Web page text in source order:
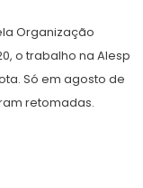
Organização
o trabalho na Alesp
Só em agosto de
retomadas.